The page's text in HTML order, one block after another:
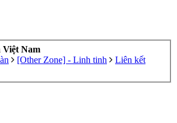
Việt Nam
[Other Zone] - Linh tinh
Liên kết